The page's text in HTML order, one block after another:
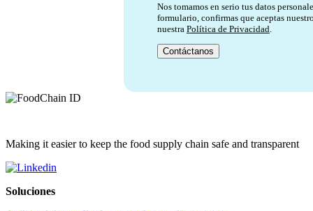
Nos tomamos en serio tus datos
formulario, confirmas que aceptas
nuestra Política de Privacidad
Making it easier to keep the food supply chain safe and transparent
Soluciones